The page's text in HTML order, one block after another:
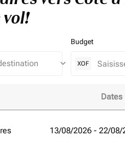
keyboard_arrow_down
Budget
XOF
Arabes Unis et améliorez
Dates
13/08/2026 - 22/08/